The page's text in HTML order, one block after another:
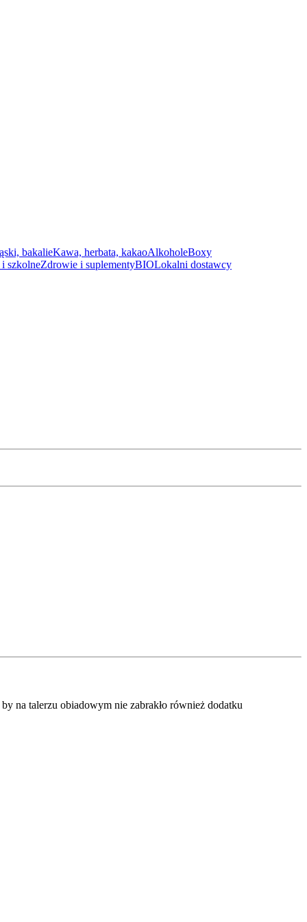
bakalieKawa, herbata, kakaoAlkoholeBoxy
szkolneZdrowie i suplementyBIOLokalni dostawcy
na talerzu obiadowym nie zabrakło również dodatku